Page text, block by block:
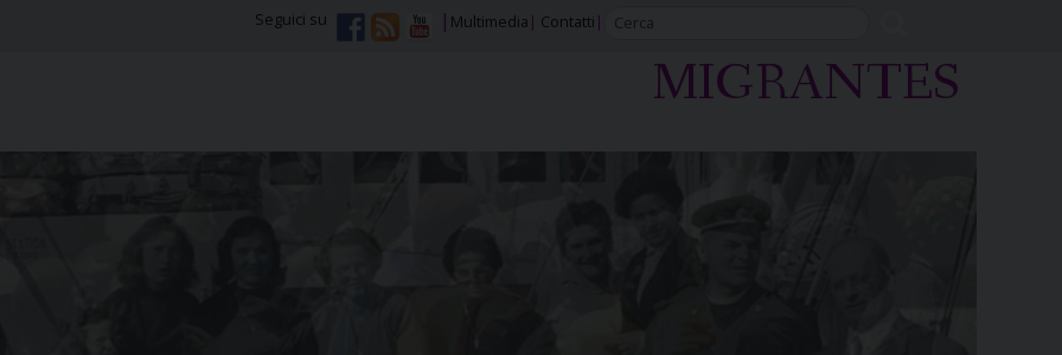
Multimedia Contatti
Seguici su
MIGRANTES